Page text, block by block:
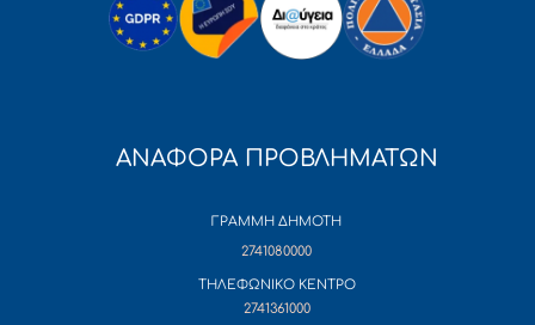
ΑΝΑΦΟΡΑ ΠΡΟΒΛΗΜΑΤΩΝ
ΓΡΑΜΜΗ ΔΗΜΟΤΗ
2741080000
ΤΗΛΕΦΩΝΙΚΟ ΚΕΝΤΡΟ
2741361000